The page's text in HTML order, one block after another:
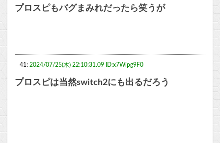
プロスピもバグまみれだったら笑うが
41: 2024/07/25(木) 22:10:31.09 ID:x7Wipg9F0
プロスピは当然switch2にも出るだろう